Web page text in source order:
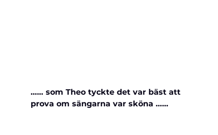
…… som Theo tyckte det var bäst att
prova om sängarna var sköna ……